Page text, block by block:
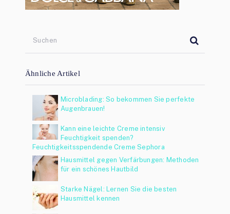
Ähnliche Artikel
Microblading: So bekommen Sie perfekte
Augenbrauen!
Kann eine leichte Creme intensiv
Feuchtigkeit spenden?
Feuchtigkeitsspendende Creme Sephora
Hausmittel gegen Verfärbungen: Methoden
für ein schönes Hautbild
Starke Nägel: Lernen Sie die besten
Hausmittel kennen